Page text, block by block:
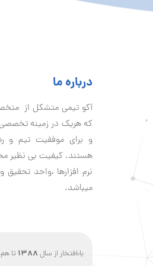
درباره ما
آكو تيمی متشکل از
که هریک در زمینه تخصصی
و برای موفقیت تيم و
هستند. کیفیت بی نظير
نرم افزارها ،واحد
میباشد.
با افتخار از سال 1388 تا